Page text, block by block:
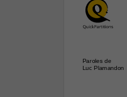
Paroles de
Luc Plamandon